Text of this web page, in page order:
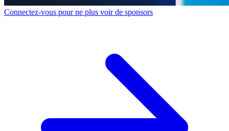
Connectez-vous pour ne plus voir de sponsors